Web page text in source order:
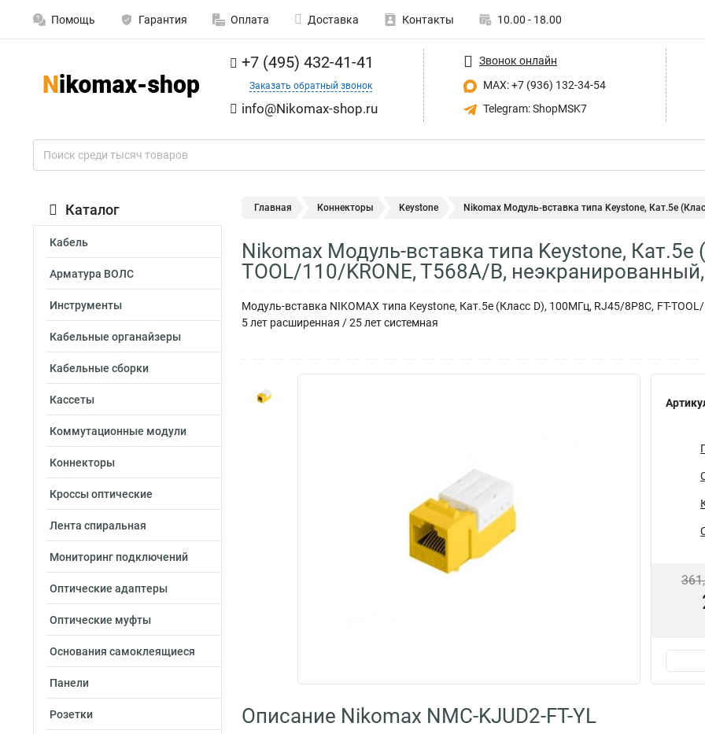
Помощь Гарантия Оплата Доставка Контакты 10.00 - 18.00
+7 (495) 432-41-41
Заказать обратный звонок
info@Nikomax-shop.ru
Звонок онлайн
MAX: +7 (936) 132-34-54
Telegram: ShopMSK7
Каталог
Кабель
Арматура ВОЛС
Инструменты
Кабельные органайзеры
Кабельные сборки
Кассеты
Коммутационные модули
Коннекторы
Кроссы оптические
Лента спиральная
Мониторинг подключений
Оптические адаптеры
Оптические муфты
Основания самоклеящиеся
Панели
Розетки
Главная Коннекторы Keystone Nikomax Модуль-вставка типа Keystone, Кат.5е
Nikomax Модуль-вставка типа Keystone, Кат.5е
TOOL/110/KRONE, T568A/B, неэкранированный,
Модуль-вставка NIKOMAX типа Keystone, Кат.5е (Класс D), 100МГц, RJ45/8P8C, FT-
5 лет расширенная / 25 лет системная
Описание Nikomax NMC-KJUD2-FT-YL